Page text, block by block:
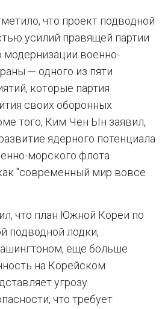
что проект подводной
усилий правящей партии
военно-
— одного из пяти
которые партия
своих оборонных
того, Ким Чен Ын заявил,
ядерного потенциала
морского флота
"современный мир вовсе
что план Южной Кореи по
подводной лодки,
еще больше
на Корейском
угрозу
что требует